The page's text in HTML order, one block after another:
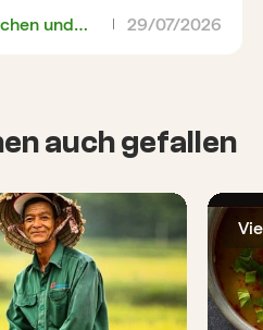
und
29/07/2026
auch gefallen